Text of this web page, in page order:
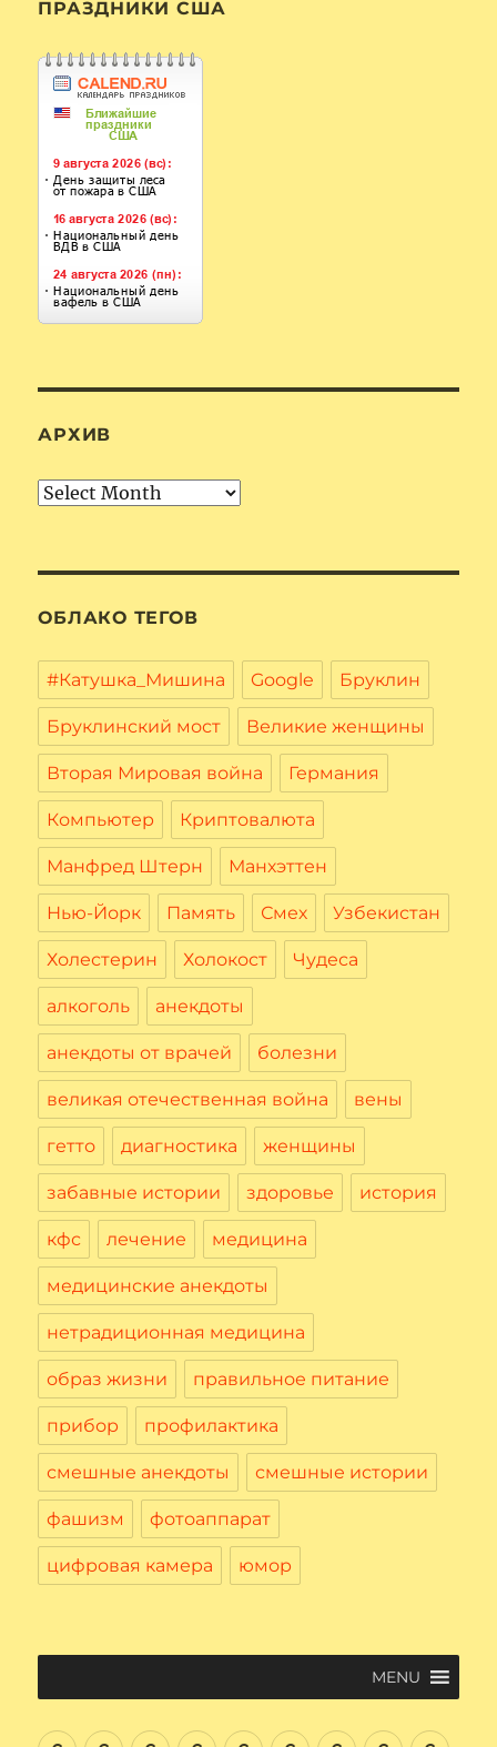
ПРАЗДНИКИ США
АРХИВ
Архив
ОБЛАКО ТЕГОВ
#Катушка_Мишина Google Бруклин
Бруклинский мост Великие женщины
Вторая Мировая война Германия
Компьютер Криптовалюта
Манфред Штерн Манхэттен
Нью-Йорк Память Смех Узбекистан
Холестерин Холокост Чудеса
алкоголь анекдоты
анекдоты от врачей болезни
великая отечественная война вены
гетто диагностика женщины
забавные истории здоровье история
кфс лечение медицина
медицинские анекдоты
нетрадиционная медицина
образ жизни правильное питание
прибор профилактика
смешные анекдоты смешные истории
фашизм фотоаппарат
цифровая камера юмор
MENU